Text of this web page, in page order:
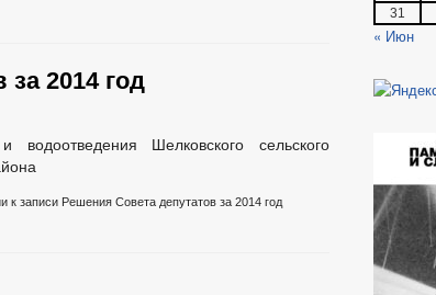
ПРОЕКТЫ АДМИНИСТРАТИВНЫХ
НОРМАТИВНО-ПРАВОВЫЕ АКТЫ
ОБРАЩЕНИЙ
2014 год
Шелковского сельского
к записи Решения Совета депутатов за 2014 год
31
« Июн